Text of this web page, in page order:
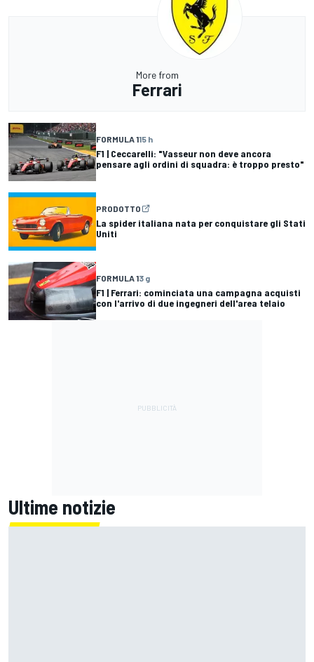
More from
Ferrari
FORMULA 115 h
F1 | Ceccarelli: "Vasseur non deve ancora
pensare agli ordini di squadra: è troppo presto"
PRODOTTO
La spider italiana nata per conquistare gli Stati
Uniti
FORMULA 13 g
F1 | Ferrari: cominciata una campagna acquisti
con l'arrivo di due ingegneri dell'area telaio
Ultime notizie